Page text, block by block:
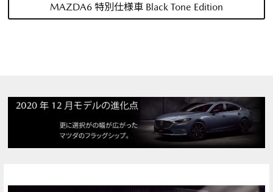
MAZDA6 特別仕様車 Black Tone Edition